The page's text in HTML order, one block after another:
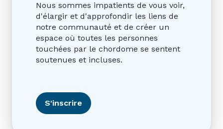
Nous sommes impatients de vous voir,
d'élargir et d'approfondir les liens de
notre communauté et de créer un
espace où toutes les personnes
touchées par le chordome se sentent
soutenues et incluses.
S'inscrire